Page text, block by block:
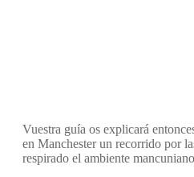
Vuestra guía os explicará
en Manchester un recorrido por
respirado el ambiente